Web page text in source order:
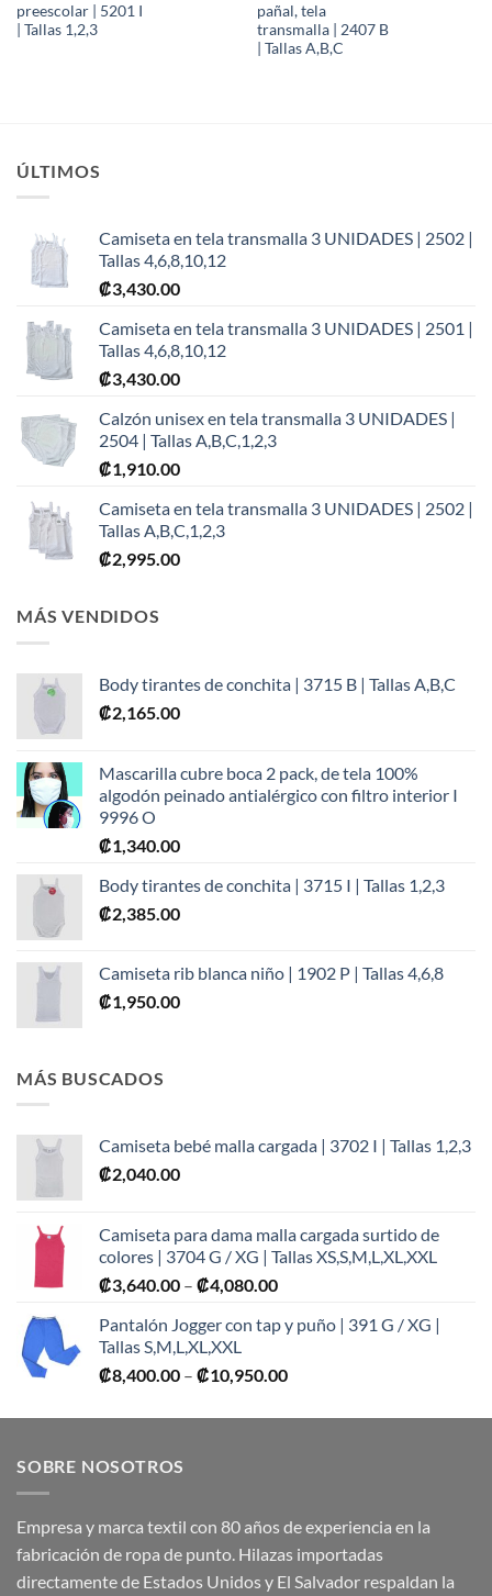
preescolar | 5201 I
| Tallas 1,2,3
pañal, tela
transmalla | 2407 B
| Tallas A,B,C
ÚLTIMOS
Camiseta en tela transmalla 3 UNIDADES | 2502 |
Tallas 4,6,8,10,12
₡3,430.00
Camiseta en tela transmalla 3 UNIDADES | 2501 |
Tallas 4,6,8,10,12
₡3,430.00
Calzón unisex en tela transmalla 3 UNIDADES |
2504 | Tallas A,B,C,1,2,3
₡1,910.00
Camiseta en tela transmalla 3 UNIDADES | 2502 |
Tallas A,B,C,1,2,3
₡2,995.00
MÁS VENDIDOS
Body tirantes de conchita | 3715 B | Tallas A,B,C
₡2,165.00
Mascarilla cubre boca 2 pack, de tela 100%
algodón peinado antialérgico con filtro interior I
9996 O
₡1,340.00
Body tirantes de conchita | 3715 I | Tallas 1,2,3
₡2,385.00
Camiseta rib blanca niño | 1902 P | Tallas 4,6,8
₡1,950.00
MÁS BUSCADOS
Camiseta bebé malla cargada | 3702 I | Tallas 1,2,3
₡2,040.00
Camiseta para dama malla cargada surtido de
colores | 3704 G / XG | Tallas XS,S,M,L,XL,XXL
₡3,640.00 – ₡4,080.00Price
₡3,640.00
₡4,080.00
Pantalón Jogger con tap y puño | 391 G / XG |
Tallas S,M,L,XL,XXL
₡8,400.00 – ₡10,950.00Price
₡8,400.00
SOBRE NOSOTROS
Empresa y marca textil con 80 años de experiencia en la
fabricación de ropa de punto. Hilazas importadas
directamente de Estados Unidos y El Salvador respaldan la